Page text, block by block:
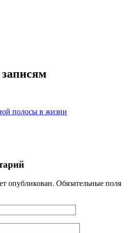
полосы в жизни
опубликован. Обязательные поля